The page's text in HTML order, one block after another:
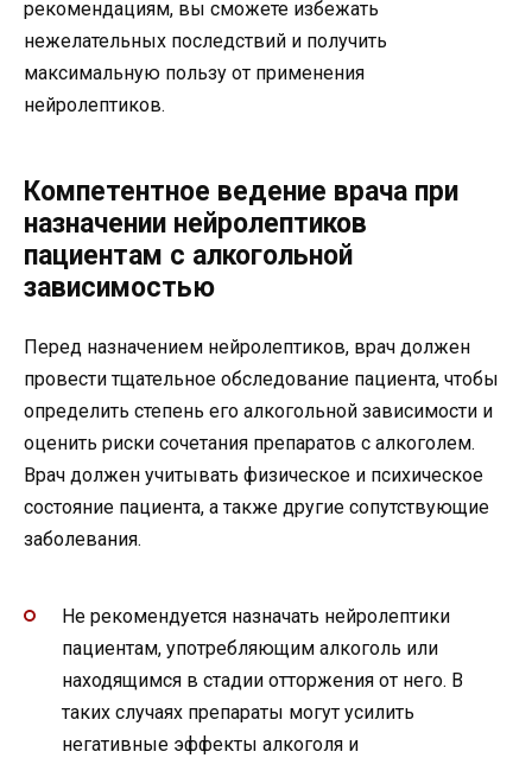
рекомендациям, вы сможете избежать
нежелательных последствий и получить
максимальную пользу от применения
нейролептиков.
Компетентное ведение врача при
назначении нейролептиков
пациентам с алкогольной
зависимостью
Перед назначением нейролептиков, врач должен
провести тщательное обследование пациента, чтобы
определить степень его алкогольной зависимости и
оценить риски сочетания препаратов с алкоголем.
Врач должен учитывать физическое и психическое
состояние пациента, а также другие сопутствующие
заболевания.
Не рекомендуется назначать нейролептики
пациентам, употребляющим алкоголь или
находящимся в стадии отторжения от него. В
таких случаях препараты могут усилить
негативные эффекты алкоголя и